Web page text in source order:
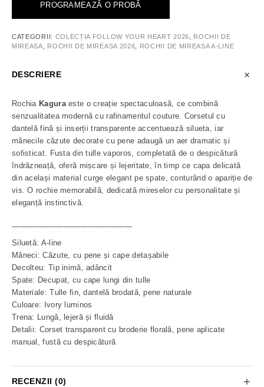
PROGRAMEAZĂ O PROBĂ
CATEGORII: COLECȚIA FOLLOW YOUR HEART 2026
ROCHII DE
MIREASA
ROCHII DE MIREASA 2026 ROCHII DE MIREASA A-LINE
DESCRIERE
Rochia Kaguraeste o creație spectaculoasă, ce combină
senzualitatea modernă cu rafinamentul couture. Corsetul cu
dantelă fină și inserții transparente accentuează silueta, iar
mânecile căzute decorate cu pene adaugă un aer dramatic și
sofisticat. Fusta din tulle vaporos, completată de o despicătură
îndrăzneață, oferă mișcare și lejeritate, în timp ce capa delicată
din același material curge elegant pe spate, conturând o apariție de
vis. O rochie memorabilă, dedicată mireselor cu personalitate și
eleganță instinctivă.
Siluetă: A-line
Mâneci: Căzute, cu pene și cape detașabile
Decolteu: Tip inimă, adâncit
Spate: Decupat, cu cape lungi din tulle
Materiale: Tulle fin, dantelă brodată, pene naturale
Culoare: Ivory luminos
Trena: Lungă, lejeră și fluidă
Detalii: Corset transparent cu broderie florală, pene aplicate
manual, fustă cu despicătură
RECENZII (0)